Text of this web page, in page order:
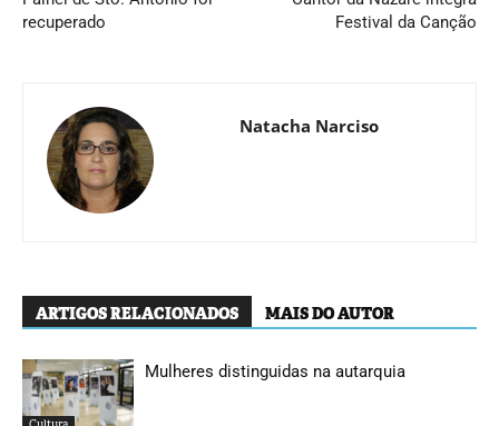
recuperado
Festival da Canção
Natacha Narciso
ARTIGOS RELACIONADOS MAIS DO AUTOR
Mulheres distinguidas na autarquia